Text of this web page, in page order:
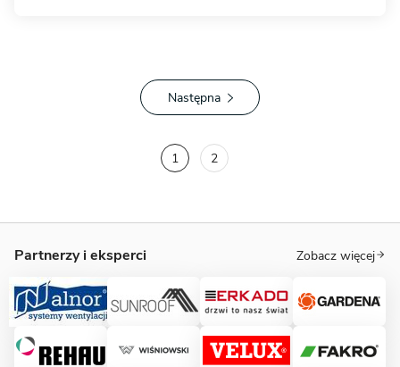
Następna
1 2
Partnerzy i eksperci Zobacz więcej